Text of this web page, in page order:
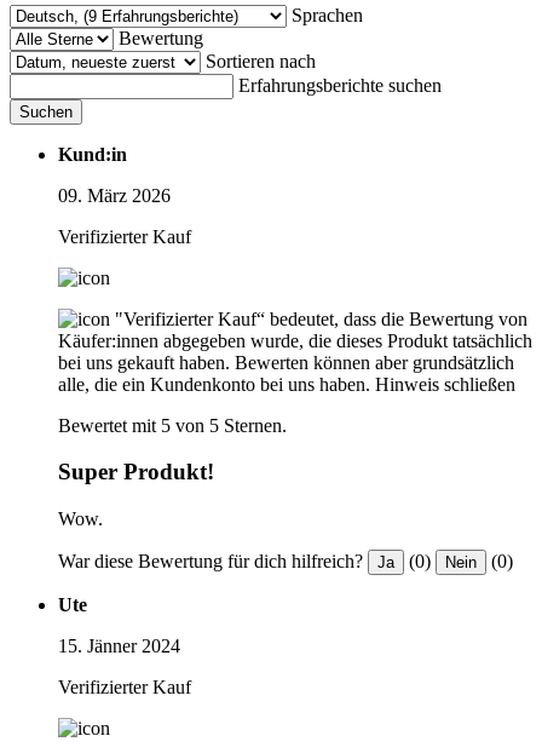
Sprachen
Bewertung
Sortieren nach
Erfahrungsberichte suchen
Suchen
Kund:in
09. März 2026
Verifizierter Kauf
"Verifizierter Kauf“ bedeutet, dass die Bewertung von
Käufer:innen abgegeben wurde, die dieses Produkt tatsächlich
bei uns gekauft haben. Bewerten können aber grundsätzlich
alle, die ein Kundenkonto bei uns haben. Hinweis schließen
Bewertet mit 5 von 5 Sternen.
Super Produkt!
Wow.
War diese Bewertung für dich hilfreich? Ja (0) Nein (0)
Ute
15. Jänner 2024
Verifizierter Kauf